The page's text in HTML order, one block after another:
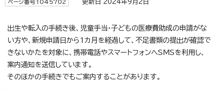
ページ番号1045702 更新日 2024年9月2日
出生や転入の手続き後、児童手当・子どもの医療費助成の申請がな
い方や、新規申請日から1カ月を経過して、不足書類の提出が確認で
きないかたを対象に、携帯電話やスマートフォンへSMSを利用し、
案内通知を送信しています。
そのほかの手続きでもご案内することがあります。